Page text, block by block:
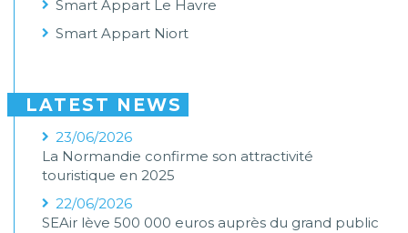
Smart Appart Le Havre
Smart Appart Niort
LATEST NEWS
23/06/2026
La Normandie confirme son attractivité
touristique en 2025
22/06/2026
SEAir lève 500 000 euros auprès du grand public